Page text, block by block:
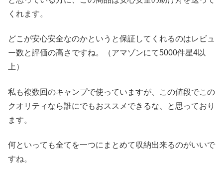
くれます。
どこが安心安全なのかというと保証してくれるのはレビュ
ー数と評価の高さですね。（アマゾンにて5000件星4以
上）
私も複数回のキャンプで使っていますが、この値段でこの
クオリティなら誰にでもおススメできるな、と思っており
ます。
何といっても全てを一つにまとめて収納出来るのがいいで
すね。